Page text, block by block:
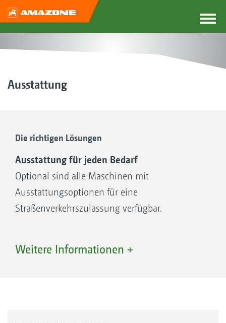
Ausstattung
Die richtigen Lösungen
Ausstattung für jeden Bedarf
Optional sind alle Maschinen mit
Ausstattungsoptionen für eine
Straßenverkehrszulassung verfügbar.
Weitere Informationen +